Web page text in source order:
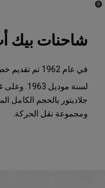
شاحنات بيك
في عام 1962 تم تقديم خط "J" جديد تمامًا لشاحنات جيب
لسنة
جلاديتور بالحجم الكامل
ومجموعة نقل الحركة.
(
Disclosure
8
)